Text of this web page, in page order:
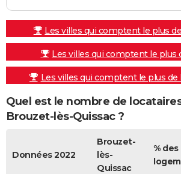
Les villes qui comptent le plus
Les villes qui comptent le plus
Les villes qui comptent le plus de
Quel est le nombre de
Brouzet-lès-Quissac ?
Données 2022
Brouzet-
lès-
Quissac
% des